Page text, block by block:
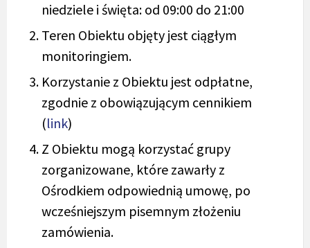
niedziele i święta: od 09:00 do 21:00
Teren Obiektu objęty jest ciągłym
monitoringiem.
Korzystanie z Obiektu jest odpłatne,
zgodnie z obowiązującym cennikiem
(link)
Z Obiektu mogą korzystać grupy
zorganizowane, które zawarły z
Ośrodkiem odpowiednią umowę, po
wcześniejszym pisemnym złożeniu
zamówienia.